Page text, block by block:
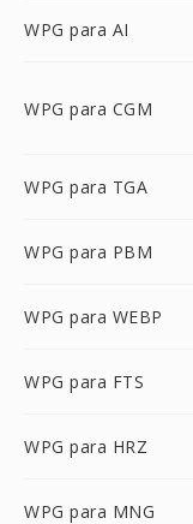
WPG para AI
WPG para CGM
WPG para TGA
WPG para PBM
WPG para WEBP
WPG para FTS
WPG para HRZ
WPG para MNG